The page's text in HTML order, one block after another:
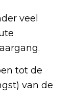
veel
tot de
van de